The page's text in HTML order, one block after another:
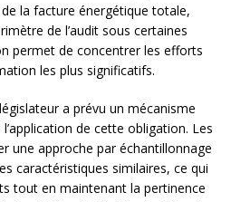
la facture énergétique totale,
de l’audit sous certaines
permet de concentrer les efforts
les plus significatifs.
a prévu un mécanisme
l’application de cette obligation. Les
une approche par échantillonnage
caractéristiques similaires, ce qui
tout en maintenant la pertinence